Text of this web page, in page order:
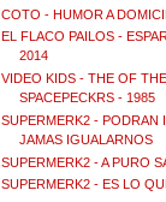
COTO - HUMOR A
EL FLACO PAILOS -
2014
VIDEO KIDS - THE OF THE
SPACEPECKRS - 1985
SUPERMERK2 - PODRAN
JAMAS IGUALARNOS
SUPERMERK2 - A PURO
SUPERMERK2 - ES LO